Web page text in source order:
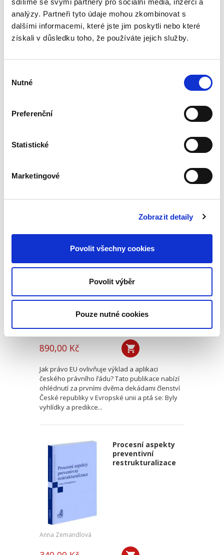
sdílíme se svými partnery pro sociální média, inzerci a
analýzy. Partneři tyto údaje mohou zkombinovat s
dalšími informacemi, které jste jim poskytli nebo které
získali v důsledku toho, že používáte jejich služby.
souhlasu
Nutné
Preferenční
Statistické
Marketingové
Zobrazit detaily
Povolit všechny cookies
Povolit výběr
Pouze nutné cookies
Evropské
insolvenční nařízení
procesu
690,00 Kč
podrobného komentáře k Nařízení 2015/848 o
insolvenčním řízení, který vyšel v české verzi u
zpracován v...
Dvacet let
vnitrostátní
aplikace práva EU
Michal Bobek,Petr Bříza,Pavlína Hubková
890,00 Kč
Jak právo EU ovlivňuje výklad a aplikaci
českého právního řádu? Tato publikace nabízí
ohlédnutí za prvními dvěma dekádami členství
České republiky v Evropské unii a ptá se: Byly
vyhlídky a predikce...
Procesní aspekty
preventivní
restrukturalizace
Anna Zemandlová